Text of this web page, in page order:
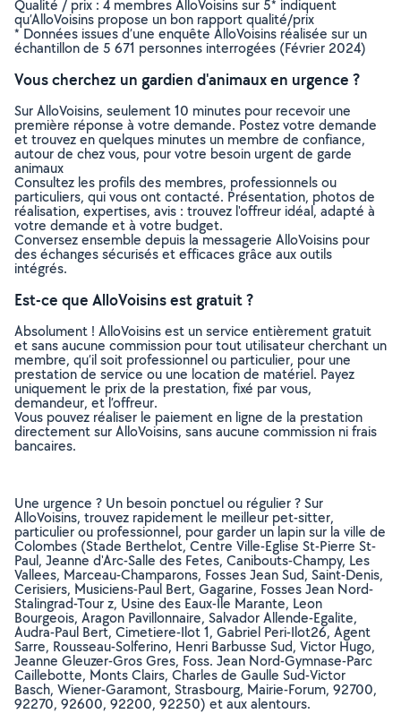
Qualité / prix : 4 membres AlloVoisins sur 5* indiquent
qu’AlloVoisins propose un bon rapport qualité/prix
* Données issues d’une enquête AlloVoisins réalisée sur un
échantillon de 5 671 personnes interrogées (Février 2024)
Vous cherchez un gardien d'animaux en urgence ?
Sur AlloVoisins, seulement 10 minutes pour recevoir une
première réponse à votre demande. Postez votre demande
et trouvez en quelques minutes un membre de confiance,
autour de chez vous, pour votre besoin urgent de garde
animaux
Consultez les profils des membres, professionnels ou
particuliers, qui vous ont contacté. Présentation, photos de
réalisation, expertises, avis : trouvez l'offreur idéal, adapté à
votre demande et à votre budget.
Conversez ensemble depuis la messagerie AlloVoisins pour
des échanges sécurisés et efficaces grâce aux outils
intégrés.
Est-ce que AlloVoisins est gratuit ?
Absolument ! AlloVoisins est un service entièrement gratuit
et sans aucune commission pour tout utilisateur cherchant un
membre, qu’il soit professionnel ou particulier, pour une
prestation de service ou une location de matériel. Payez
uniquement le prix de la prestation, fixé par vous,
demandeur, et l’offreur.
Vous pouvez réaliser le paiement en ligne de la prestation
directement sur AlloVoisins, sans aucune commission ni frais
bancaires.
Une urgence ? Un besoin ponctuel ou régulier ? Sur
AlloVoisins, trouvez rapidement le meilleur pet-sitter,
particulier ou professionnel, pour garder un lapin sur la ville de
Colombes (Stade Berthelot, Centre Ville-Eglise St-Pierre St-
Paul, Jeanne d'Arc-Salle des Fetes, Canibouts-Champy, Les
Vallees, Marceau-Champarons, Fosses Jean Sud, Saint-Denis,
Cerisiers, Musiciens-Paul Bert, Gagarine, Fosses Jean Nord-
Stalingrad-Tour z, Usine des Eaux-Ile Marante, Leon
Bourgeois, Aragon Pavillonnaire, Salvador Allende-Egalite,
Audra-Paul Bert, Cimetiere-Ilot 1, Gabriel Peri-Ilot26, Agent
Sarre, Rousseau-Solferino, Henri Barbusse Sud, Victor Hugo,
Jeanne Gleuzer-Gros Gres, Foss. Jean Nord-Gymnase-Parc
Caillebotte, Monts Clairs, Charles de Gaulle Sud-Victor
Basch, Wiener-Garamont, Strasbourg, Mairie-Forum, 92700,
92270, 92600, 92200, 92250) et aux alentours.